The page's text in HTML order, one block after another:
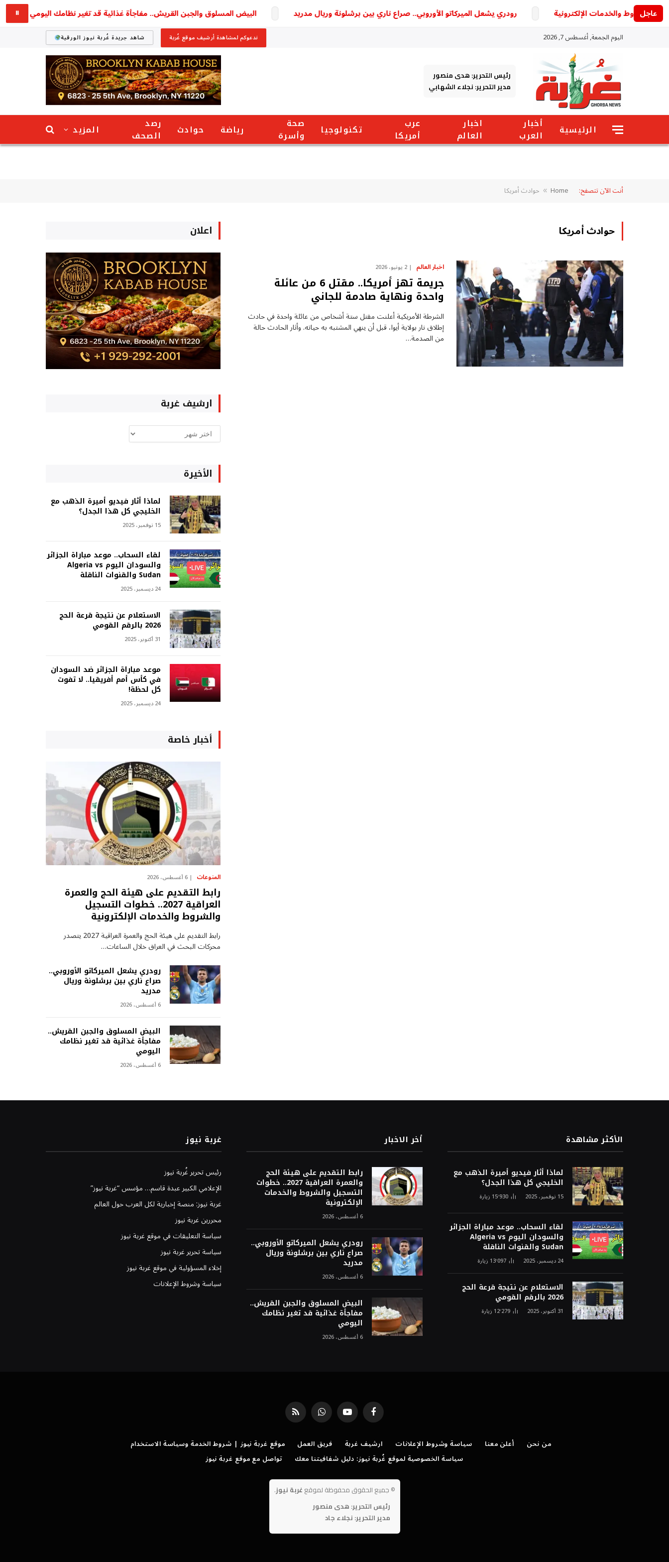
عاجل رودري يشعل الميركاتو الأوروبي.. صراع ناري بين برشلونة وريال مدريد البيض المسلوق والجبن القريش.. مفاجأة غذائية قد تغير نظامك اليومي ⏸
اليوم الجمعة, أغسطس 7, 2026 ندعوكم لمشاهدة أرشيف موقع غُربة شاهد جريدة غُربة نيوز الورقية
رئيس التحرير: هدى منصور
مدير التحرير: نجلاء الشهابي
الرئيسية
أخبار
العرب
اخبار
العالم
عرب
أمريكا
تكنولوجيا
صحة
وأسرة
رياضة حوادث
رصد
الصحف
المزيد
أنت الآن تتصفح: Home
» حوادث أمريكا
حوادث أمريكا
اخبار العالم 2 يونيو، 2026
جريمة تهز أمريكا.. مقتل 6 من عائلة
واحدة ونهاية صادمة للجاني
الشرطة الأمريكية أعلنت مقتل ستة أشخاص من عائلة واحدة في حادث
إطلاق نار بولاية أيوا، قبل أن ينهي المشتبه به حياته. وأثار الحادث حالة
من الصدمة…
اعلان
ارشيف غربة
ارشيف
غربة
الأخيرة
لماذا أثار فيديو أميرة الذهب مع
الخليجي كل هذا الجدل؟
15 نوفمبر، 2025
لقاء السحاب.. موعد مباراة الجزائر
والسودان اليوم Algeria vs
Sudan والقنوات الناقلة
24 ديسمبر، 2025
الاستعلام عن نتيجة قرعة الحج
2026 بالرقم القومي
31 أكتوبر، 2025
موعد مباراة الجزائر ضد السودان
في كأس أمم أفريقيا.. لا تفوت
كل لحظة!
24 ديسمبر، 2025
أخبار خاصة
المنوعات 6 أغسطس، 2026
رابط التقديم على هيئة الحج والعمرة
العراقية 2027.. خطوات التسجيل
والشروط والخدمات الإلكترونية
رابط التقديم على هيئة الحج والعمرة العراقية 2027 يتصدر
محركات البحث في العراق خلال الساعات…
رودري يشعل الميركاتو الأوروبي..
صراع ناري بين برشلونة وريال
مدريد
6 أغسطس، 2026
البيض المسلوق والجبن القريش..
مفاجأة غذائية قد تغير نظامك
اليومي
6 أغسطس، 2026
الأكثر مشاهدة
لماذا أثار فيديو أميرة الذهب مع
الخليجي كل هذا الجدل؟
15 نوفمبر، 2025 15٬930 زيارة
لقاء السحاب.. موعد مباراة الجزائر
والسودان اليوم Algeria vs
Sudan والقنوات الناقلة
24 ديسمبر، 2025 13٬097 زيارة
الاستعلام عن نتيجة قرعة الحج
2026 بالرقم القومي
31 أكتوبر، 2025 12٬279 زيارة
أخر الاخبار
رابط التقديم على هيئة الحج
والعمرة العراقية 2027.. خطوات
التسجيل والشروط والخدمات
الإلكترونية
6 أغسطس، 2026
رودري يشعل الميركاتو الأوروبي..
صراع ناري بين برشلونة وريال
مدريد
6 أغسطس، 2026
البيض المسلوق والجبن القريش..
مفاجأة غذائية قد تغير نظامك
اليومي
6 أغسطس، 2026
غربة نيوز
رئيس تحرير غُربة نيوز
الإعلامي الكبير عبدة قاسم… مؤسس “غربة نيوز”
غربة نيوز: منصة إخبارية لكل العرب حول العالم
محررين غربة نيوز
سياسة التعليقات في موقع غربة نيوز
سياسة تحرير غربة نيوز
إخلاء المسؤولية في موقع غربة نيوز
سياسة وشروط الإعلانات
فيسبوك يوتيوب واتساب RSS
من نحن أعلن معنا سياسة وشروط الإعلانات ارشيف غربة فريق العمل
موقع غربة نيوز | شروط الخدمة وسياسة الاستخدام
سياسة الخصوصية لموقع غُربة نيوز: دليل شفافيتنا معك
تواصل مع موقع غربة نيوز
© جميع الحقوق محفوظة لموقع غربة نيوز.
رئيس التحرير: هدى منصور
مدير التحرير: نجلاء جاد